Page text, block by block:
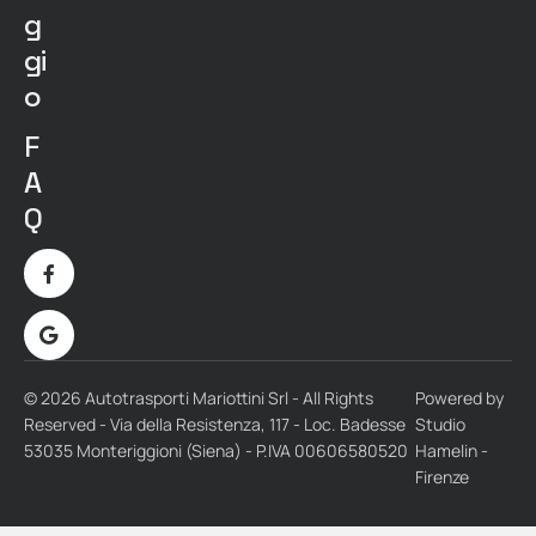
g
gi
o
F
A
Q
© 2026 Autotrasporti Mariottini Srl - All Rights
Reserved - Via della Resistenza, 117 - Loc. Badesse
53035 Monteriggioni (Siena) - P.IVA 00606580520
Powered by
Studio
Hamelin -
Firenze